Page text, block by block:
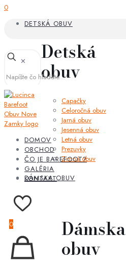
0
DETSKÁ OBUV
Detská
obuv
Capačky
Celoročná obuv
Jarná obuv
Jesenná obuv
Letná obuv
Prezuvky
Zimná obuv
DÁMSKA OBUV
Dámska
obuv
✕
DOMOV
OBCHOD
ČO JE BAREFOOT?
GALÉRIA
KONTAKT
0